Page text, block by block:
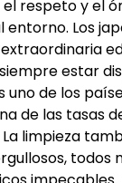
respeto y el
Los
estar
de los
de las tasas
limpieza
todos